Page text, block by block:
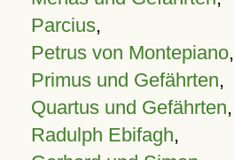
Parcius,
Petrus von Montepiano,
Primus und Gefährten,
Quartus und Gefährten,
Radulph Ebifagh,